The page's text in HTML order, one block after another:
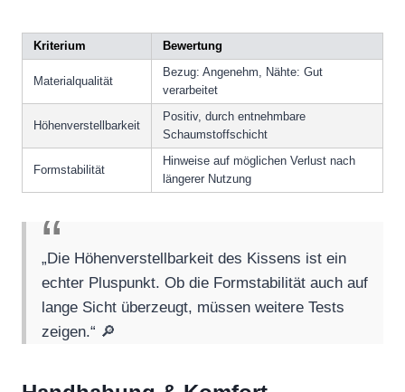
Kriterium Bewertung
Materialqualität
Bezug: Angenehm, Nähte: Gut
verarbeitet
Höhenverstellbarkeit
Positiv, durch entnehmbare
Schaumstoffschicht
Formstabilität
Hinweise auf möglichen Verlust nach
längerer Nutzung
„Die Höhenverstellbarkeit des Kissens ist ein
echter Pluspunkt. Ob die Formstabilität auch auf
lange Sicht überzeugt, müssen weitere Tests
zeigen.“ 🔎